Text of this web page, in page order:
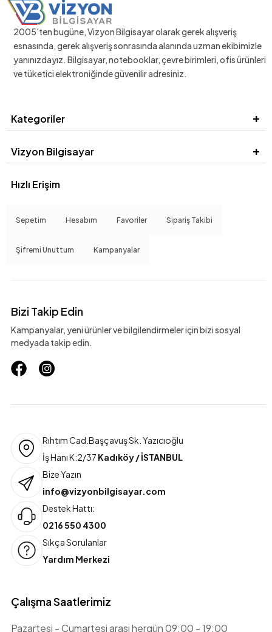
2005'ten bugüne, Vizyon Bilgisayar olarak gerek alışveriş
esnasında, gerek alışveriş sonrasında alanında uzman ekibimizle
yanınızdayız. Bilgisayar, notebooklar, çevre birimleri, ofis ürünleri
ve tüketici elektroniğinde güvenilir adresiniz.
Kategoriler
Vizyon Bilgisayar
Hızlı Erişim
Sepetim Hesabım Favoriler Sipariş Takibi
Şifremi Unuttum Kampanyalar
Bizi Takip Edin
Kampanyalar, yeni ürünler ve bilgilendirmeler için bizi sosyal
medyada takip edin.
Rıhtım Cad.Başçavuş Sk. Yazıcıoğlu
İş Hanı K:2/37 Kadıköy / İSTANBUL
Bize Yazın
info@vizyonbilgisayar.com
Destek Hattı:
0216 550 4300
Sıkça Sorulanlar
Yardım Merkezi
Çalışma Saatlerimiz
Pazartesi - Cumartesi arası hergün 09:00 - 19:00